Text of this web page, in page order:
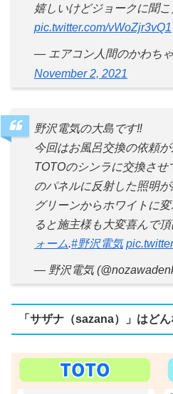
嬉しいけどジョークに聞
pic.twitter.com/vWoZjr3vQ1
— エアコン人間のかわち
November 2, 2021
野沢電気の大島です‼︎
今回はお風呂交換の依頼
TOTOのシンラに交換さ
のパネルに反射した照明
グリーンからホワイトに
ると施主様も大変喜んで頂
ォーム.#野沢電気
— 野沢電気
「サザナ（sazana）」はどん